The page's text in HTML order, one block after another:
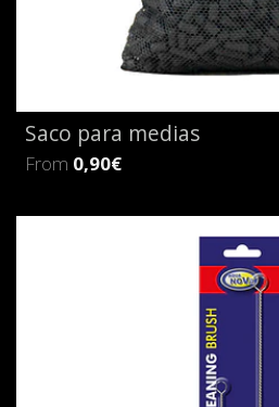
Saco para medias
From 0,90€